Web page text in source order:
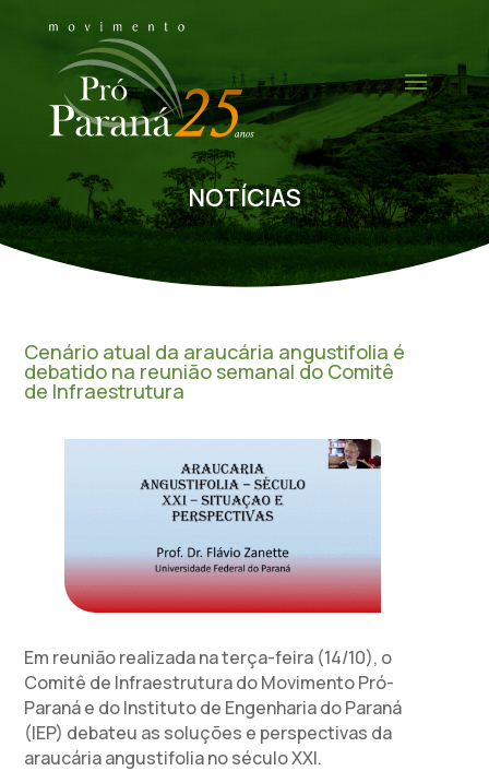
NOTÍCIAS
Cenário atual da araucária angustifolia é
debatido na reunião semanal do Comitê
de Infraestrutura
Em reunião realizada na terça-feira (14/10), o
Comitê de Infraestrutura do Movimento Pró-
Paraná e do Instituto de Engenharia do Paraná
(IEP) debateu as soluções e perspectivas da
araucária angustifolia no século XXI.